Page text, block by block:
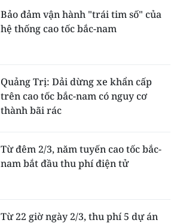
Bảo đảm vận hành "trái tim số" của
hệ thống cao tốc bắc-nam
Quảng Trị: Dải dừng xe khẩn cấp
trên cao tốc bắc-nam có nguy cơ
thành bãi rác
Từ đêm 2/3, năm tuyến cao tốc bắc-
nam bắt đầu thu phí điện tử
Từ 22 giờ ngày 2/3, thu phí 5 dự án